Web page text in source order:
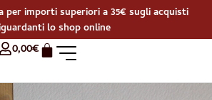
per importi superiori a 35€ sugli acquisti
lo shop online
0,00€